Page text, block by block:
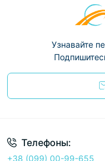
Узнавайте
Телефоны:
+38 (099) 00-99-655